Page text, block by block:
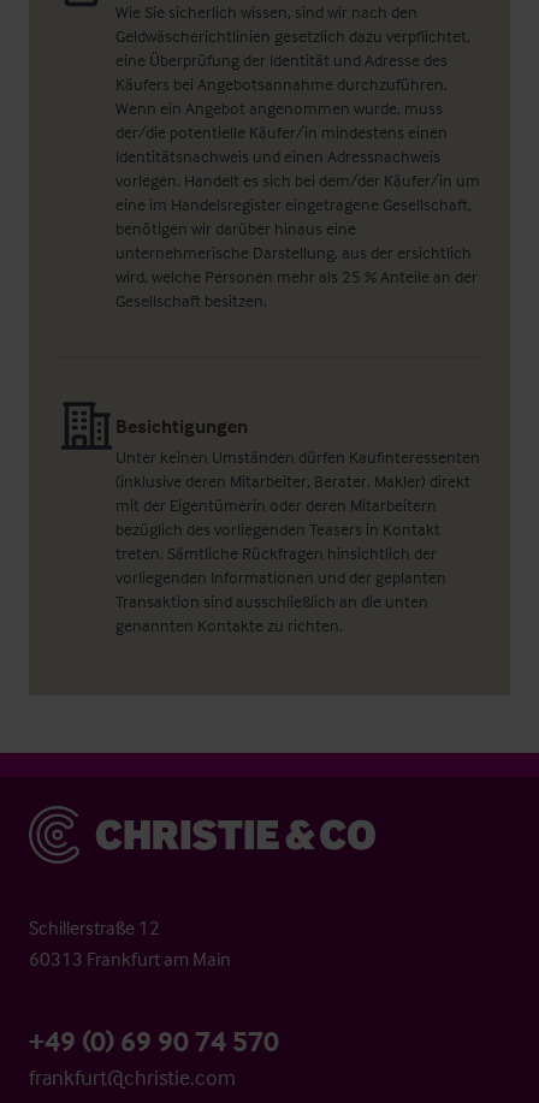
Wie Sie sicherlich wissen, sind wir nach den
Geldwäscherichtlinien gesetzlich dazu verpflichtet,
eine Überprüfung der Identität und Adresse des
Käufers bei Angebotsannahme durchzuführen.
Wenn ein Angebot angenommen wurde, muss
der/die potentielle Käufer/in mindestens einen
Identitätsnachweis und einen Adressnachweis
vorlegen. Handelt es sich bei dem/der Käufer/in um
eine im Handelsregister eingetragene Gesellschaft,
benötigen wir darüber hinaus eine
unternehmerische Darstellung, aus der ersichtlich
wird, welche Personen mehr als 25 % Anteile an der
Gesellschaft besitzen.
Besichtigungen
Unter keinen Umständen dürfen Kaufinteressenten
(inklusive deren Mitarbeiter, Berater, Makler) direkt
mit der Eigentümerin oder deren Mitarbeitern
bezüglich des vorliegenden Teasers in Kontakt
treten. Sämtliche Rückfragen hinsichtlich der
vorliegenden Informationen und der geplanten
Transaktion sind ausschließlich an die unten
genannten Kontakte zu richten.
Christie & Co
Schillerstraße 12
60313 Frankfurt am Main
+49 (0) 69 90 74 570
frankfurt@christie.com